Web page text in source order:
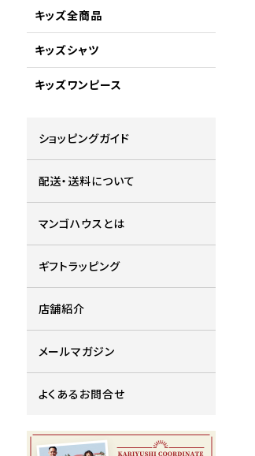
キッズ全商品
キッズシャツ
キッズワンピース
ショッピングガイド
配送・送料について
マンゴハウスとは
ギフトラッピング
店舗紹介
メールマガジン
よくあるお問合せ